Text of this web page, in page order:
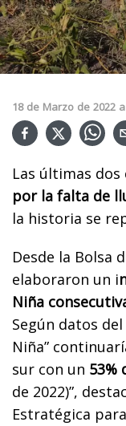
18 de Marzo de 2022
Las últimas
por la falta de
la historia se
Desde la Bolsa
elaboraron un i
Niña
Según datos
Niña”
sur con un 53%
de 2022)”,
Estratégica